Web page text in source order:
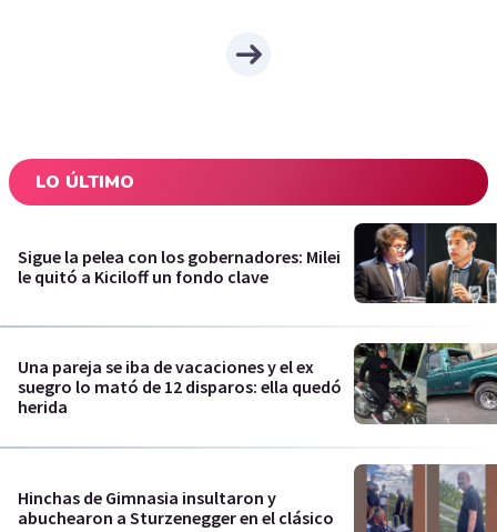
LO ÚLTIMO
Sigue la pelea con los gobernadores: Milei
le quitó a Kiciloff un fondo clave
Una pareja se iba de vacaciones y el ex
suegro lo mató de 12 disparos: ella quedó
herida
Hinchas de Gimnasia insultaron y
abuchearon a Sturzenegger en el clásico